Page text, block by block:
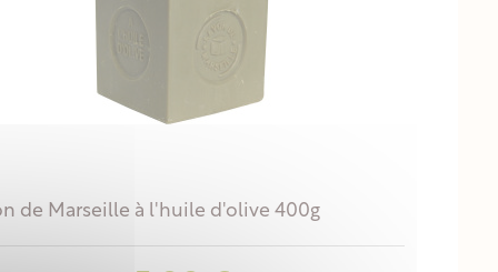
de Marseille à l'huile d'olive 400g